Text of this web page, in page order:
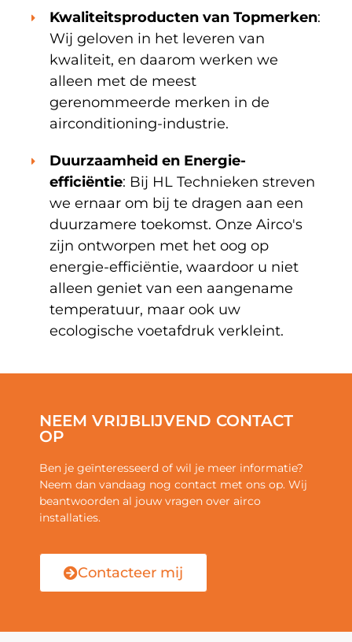
Kwaliteitsproducten van Topmerken:
Wij geloven in het leveren van
kwaliteit, en daarom werken we
alleen met de meest
gerenommeerde merken in de
airconditioning-industrie.
Duurzaamheid en Energie-
efficiëntie: Bij HL Technieken streven
we ernaar om bij te dragen aan een
duurzamere toekomst. Onze Airco's
zijn ontworpen met het oog op
energie-efficiëntie, waardoor u niet
alleen geniet van een aangename
temperatuur, maar ook uw
ecologische voetafdruk verkleint.
NEEM VRIJBLIJVEND CONTACT
OP
Ben je geïnteresseerd of wil je meer informatie?
Neem dan vandaag nog contact met ons op. Wij
beantwoorden al jouw vragen over airco
installaties.
Contacteer mij